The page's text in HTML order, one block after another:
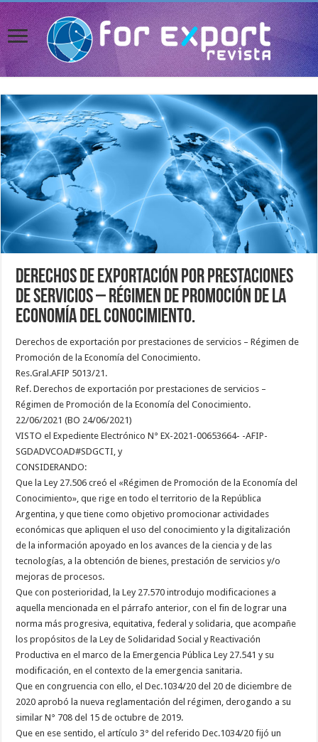
Derechos de exportación por prestaciones
de servicios – Régimen de Promoción de la
Economía del Conocimiento.
Derechos de exportación por prestaciones de servicios – Régimen de
Promoción de la Economía del Conocimiento.
Res.Gral.AFIP 5013/21.
Ref. Derechos de exportación por prestaciones de servicios –
Régimen de Promoción de la Economía del Conocimiento.
22/06/2021 (BO 24/06/2021)
VISTO el Expediente Electrónico N° EX-2021-00653664- -AFIP-
SGDADVCOAD#SDGCTI, y
CONSIDERANDO:
Que la Ley 27.506 creó el «Régimen de Promoción de la Economía del
Conocimiento», que rige en todo el territorio de la República
Argentina, y que tiene como objetivo promocionar actividades
económicas que apliquen el uso del conocimiento y la digitalización
de la información apoyado en los avances de la ciencia y de las
tecnologías, a la obtención de bienes, prestación de servicios y/o
mejoras de procesos.
Que con posterioridad, la Ley 27.570 introdujo modificaciones a
aquella mencionada en el párrafo anterior, con el fin de lograr una
norma más progresiva, equitativa, federal y solidaria, que acompañe
los propósitos de la Ley de Solidaridad Social y Reactivación
Productiva en el marco de la Emergencia Pública Ley 27.541 y su
modificación, en el contexto de la emergencia sanitaria.
Que en congruencia con ello, el Dec.1034/20 del 20 de diciembre de
2020 aprobó la nueva reglamentación del régimen, derogando a su
similar N° 708 del 15 de octubre de 2019.
Que en ese sentido, el artículo 3° del referido Dec.1034/20 fijó un